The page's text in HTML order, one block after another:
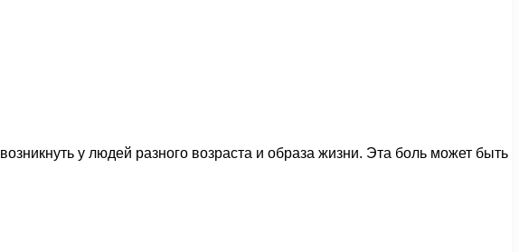
у людей разного возраста и образа жизни. Эта боль может быть